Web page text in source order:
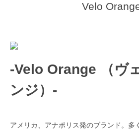
Velo
-Velo Orange （ヴ
ンジ）-
アメリカ、アナポリス発のブランド。多